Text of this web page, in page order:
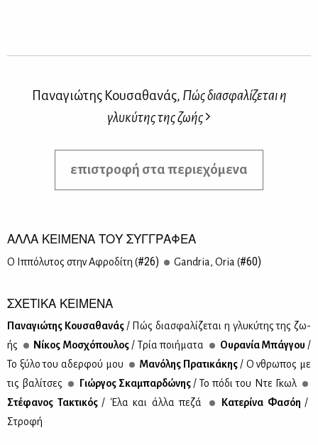
Παναγιώτης Κουσαθανάς, Πώς διασφαλίζεται η
γλυκύτης της ζωής
επιστροφή στα περιεχόμενα
ΑΛΛΑ ΚΕΙΜΕΝΑ ΤΟΥ ΣΥΓΓΡΑΦΕΑ
Ο Ιπ­πό­λυ­τος στην Αφρο­δί­τη (#26) Gandria, Oria (#60)
ΣΧΕΤΙΚΑ ΚΕΙΜΕΝΑ
Πα­να­γιώ­της Κου­σα­θα­νάς / Πώς δια­σφα­λί­ζε­ται η γλυ­κύ­της της ζω­
ής
Νί­κος Μο­σχό­που­λος / Τρία ποι­ή­μα­τα Ου­ρα­νία Μπάγ­γου /
Το ξύ­λο του αδερ­φού μου
Μα­νό­λης Πρα­τι­κά­κης / Ο ἀνθρω­πος με
τις βα­λί­τσες
Γιώρ­γος Σκα­μπαρ­δώ­νης / Το πό­δι του Ντε Γκωλ
Στέ­φα­νος Τα­κτι­κός / Έλα και άλ­λα πε­ζά Κα­τε­ρί­να Φα­σόη /
Στρο­φή